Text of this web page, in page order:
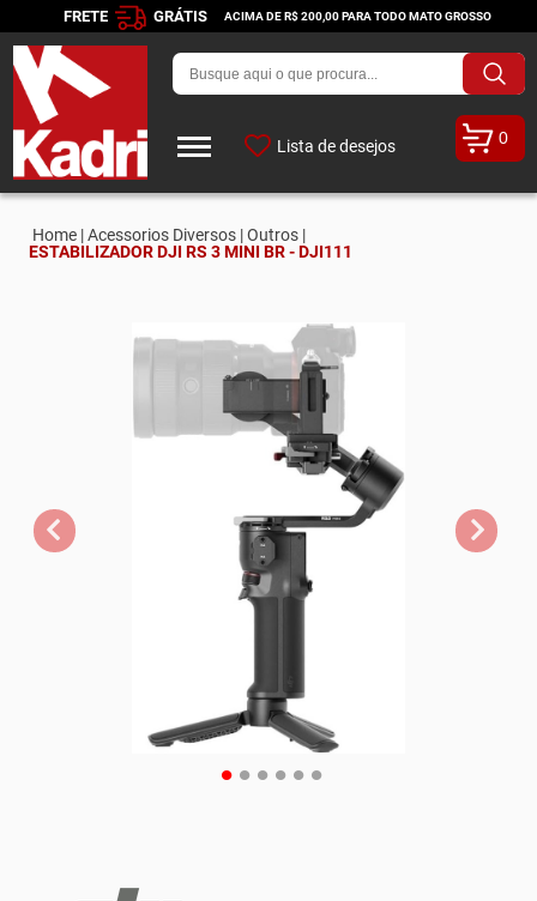
FRETE GRÁTIS ACIMA DE R$ 200,00 PARA TODO MATO GROSSO
Lista de desejos 0
Home |Acessorios Diversos |Outros |
ESTABILIZADOR DJI RS 3 MINI BR - DJI111